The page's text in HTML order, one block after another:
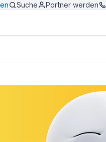
Suche Partner werden